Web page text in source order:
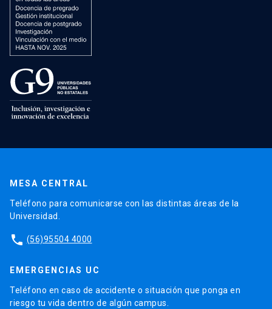
MESA CENTRAL
Teléfono para comunicarse con las distintas áreas de la
Universidad.
phone (56)95504 4000
EMERGENCIAS UC
Teléfono en caso de accidente o situación que ponga en
riesgo tu vida dentro de algún campus.